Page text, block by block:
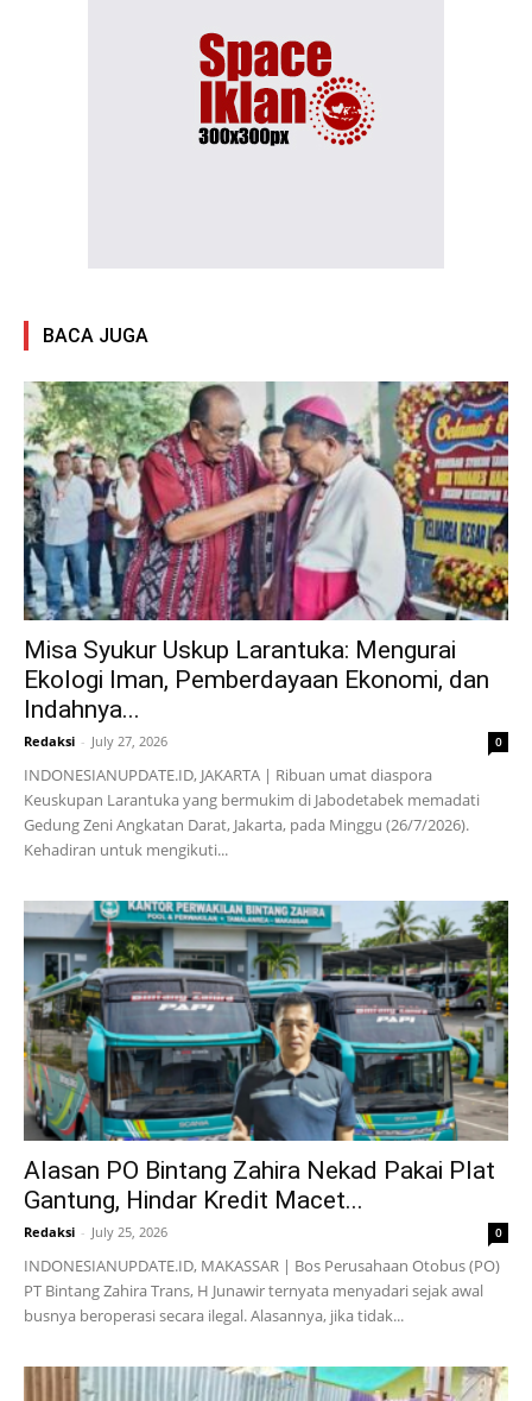
BACA JUGA
Misa Syukur Uskup Larantuka: Mengurai
Ekologi Iman, Pemberdayaan Ekonomi, dan
Indahnya...
Redaksi - July 27, 2026 0
INDONESIANUPDATE.ID, JAKARTA | Ribuan umat diaspora
Keuskupan Larantuka yang bermukim di Jabodetabek memadati
Gedung Zeni Angkatan Darat, Jakarta, pada Minggu (26/7/2026).
Kehadiran untuk mengikuti...
Alasan PO Bintang Zahira Nekad Pakai Plat
Gantung, Hindar Kredit Macet...
Redaksi - July 25, 2026 0
INDONESIANUPDATE.ID, MAKASSAR | Bos Perusahaan Otobus (PO)
PT Bintang Zahira Trans, H Junawir ternyata menyadari sejak awal
busnya beroperasi secara ilegal. Alasannya, jika tidak...